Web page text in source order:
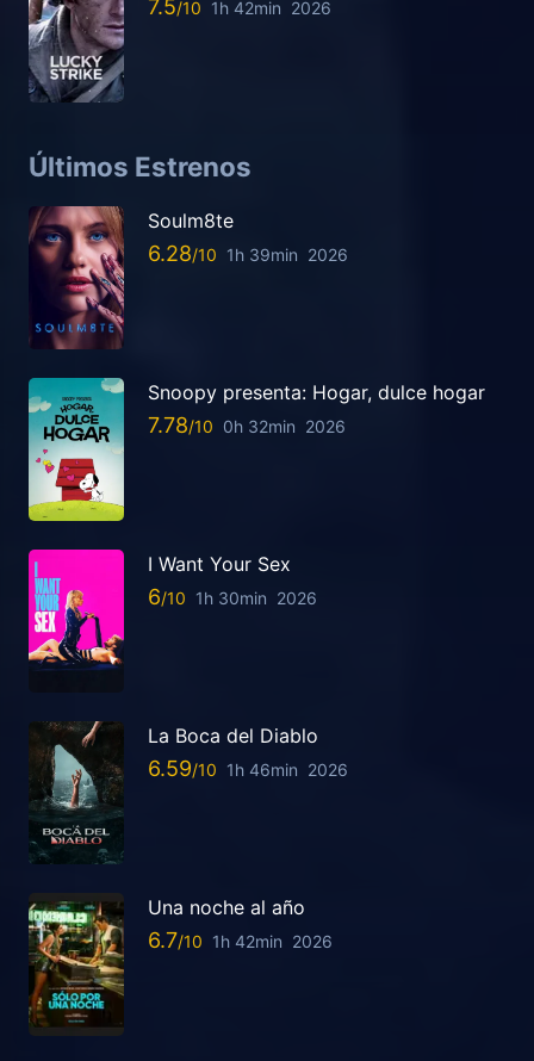
7.5 1h 42min 2026
Últimos Estrenos
Soulm8te
6.28 1h 39min 2026
Snoopy presenta: Hogar, dulce hogar
7.78 0h 32min 2026
I Want Your Sex
6 1h 30min 2026
La Boca del Diablo
6.59 1h 46min 2026
Una noche al año
6.7 1h 42min 2026